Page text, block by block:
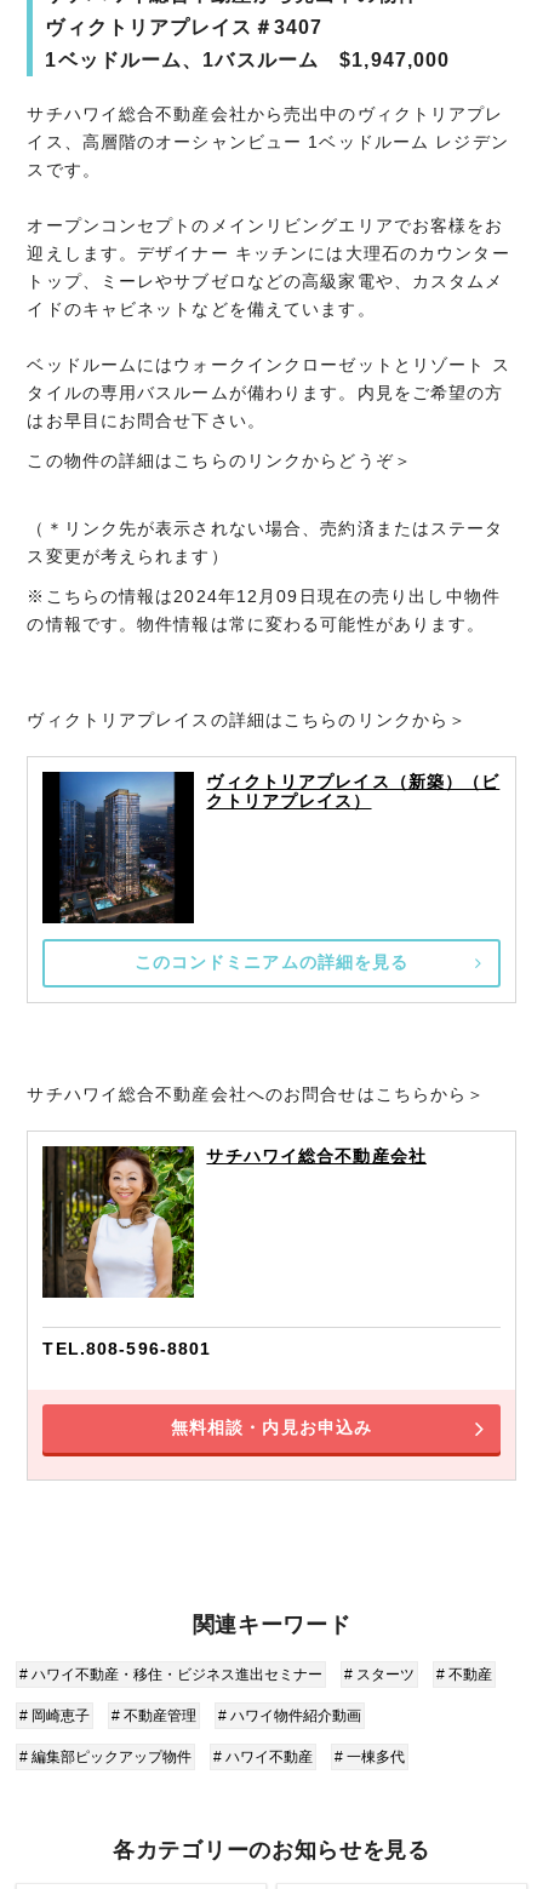
ヴィクトリアプレイス＃3407
1ベッドルーム、1バスルーム $1,947,000
サチハワイ総合不動産会社から売出中のヴィクトリアプレ
イス、高層階のオーシャンビュー 1ベッドルーム レジデン
スです。
オープンコンセプトのメインリビングエリアでお客様をお
迎えします。デザイナー キッチンには大理石のカウンター
トップ、ミーレやサブゼロなどの高級家電や、カスタムメ
イドのキャビネットなどを備えています。
ベッドルームにはウォークインクローゼットとリゾート ス
タイルの専用バスルームが備わります。内見をご希望の方
はお早目にお問合せ下さい。
この物件の詳細はこちらのリンクからどうぞ＞
（＊リンク先が表示されない場合、売約済またはステータ
ス変更が考えられます）
※こちらの情報は2024年12月09日現在の売り出し中物件
の情報です。物件情報は常に変わる可能性があります。
ヴィクトリアプレイスの詳細はこちらのリンクから＞
ヴィクトリアプレイス（新築）（ビ
クトリアプレイス）
このコンドミニアムの詳細を見る
サチハワイ総合不動産会社へのお問合せはこちらから＞
サチハワイ総合不動産会社
TEL.808-596-8801
無料相談・内見お申込み
関連キーワード
# ハワイ不動産・移住・ビジネス進出セミナー # スターツ # 不動産
# 岡崎恵子 # 不動産管理 # ハワイ物件紹介動画
# 編集部ピックアップ物件 # ハワイ不動産 # 一棟多代
各カテゴリーのお知らせを見る